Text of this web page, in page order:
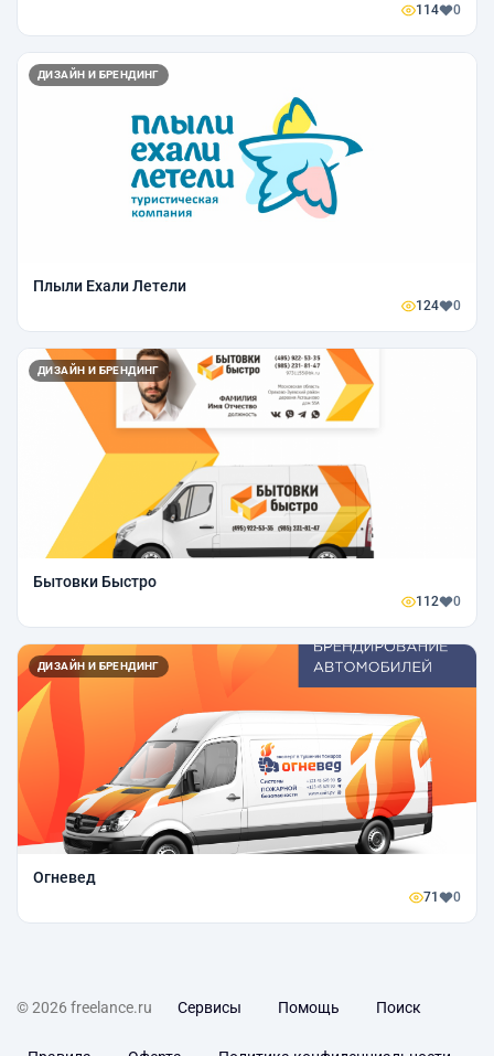
114 0
ДИЗАЙН И БРЕНДИНГ
Плыли Ехали Летели
124 0
ДИЗАЙН И БРЕНДИНГ
Бытовки Быстро
112 0
ДИЗАЙН И БРЕНДИНГ
Огневед
71 0
© 2026 freelance.ru Сервисы Помощь Поиск